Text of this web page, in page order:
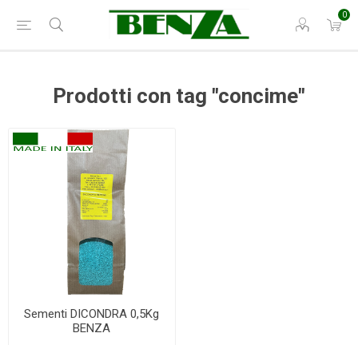
0
Prodotti con tag "concime"
Sementi DICONDRA 0,5Kg
BENZA